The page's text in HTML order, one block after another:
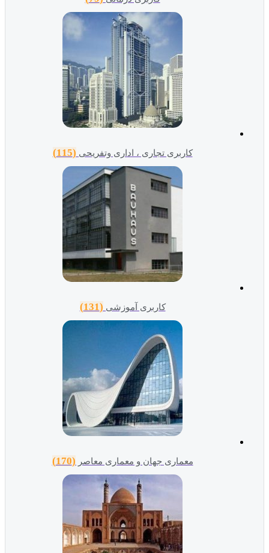
کاربری تجاری ، اداری وتفریحی (115)
کاربری آموزشی (131)
معماری جهان و معماری معاصر (170)